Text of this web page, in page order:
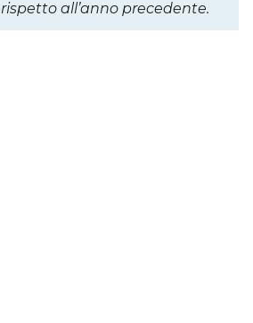
rispetto all’anno precedente.